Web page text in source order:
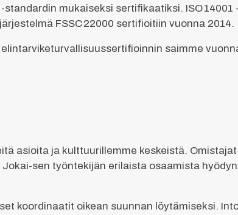
standardin mukaiseksi sertifikaatiksi. ISO
FSSC 22000 sertifioitiin vuonna 2014.
saimme
asioita ja kulttuurillemme keskeistä.
sen työntekijän erilaista osaamista
koordinaatit oikean suunnan löytämiseksi.